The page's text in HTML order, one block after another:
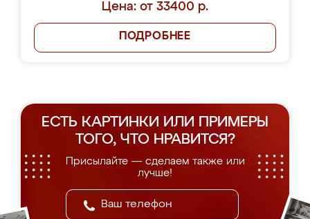
Цена: от 33400 р.
ПОДРОБНЕЕ
ЕСТЬ КАРТИНКИ ИЛИ ПРИМЕРЫ
ТОГО, ЧТО НРАВИТСЯ?
Присылайте — сделаем также или
лучше!